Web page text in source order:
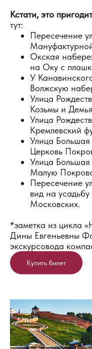
Кстати, это
тут:
Пересечение
Окская
на Оку с
У
Волжскую
Улица
Козьмы и
Улица
Кремлевский
Улица
Церковь
Улица
Малую
Пересечение
вид на
Московских.
*заметка из цикла
Дины Евгеньевны
экскурсовода
Купить билет